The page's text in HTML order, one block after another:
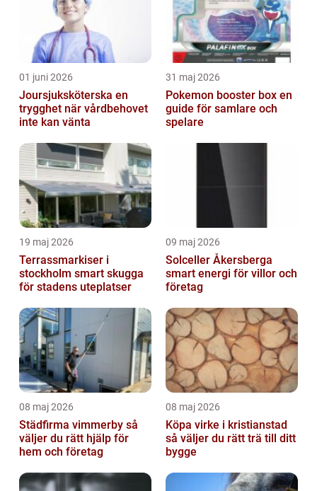
01 juni 2026
Joursjuksköterska en
trygghet när vårdbehovet
inte kan vänta
31 maj 2026
Pokemon booster box en
guide för samlare och
spelare
19 maj 2026
Terrassmarkiser i
stockholm smart skugga
för stadens uteplatser
09 maj 2026
Solceller Åkersberga
smart energi för villor och
företag
08 maj 2026
Städfirma vimmerby så
väljer du rätt hjälp för
hem och företag
08 maj 2026
Köpa virke i kristianstad
så väljer du rätt trä till ditt
bygge